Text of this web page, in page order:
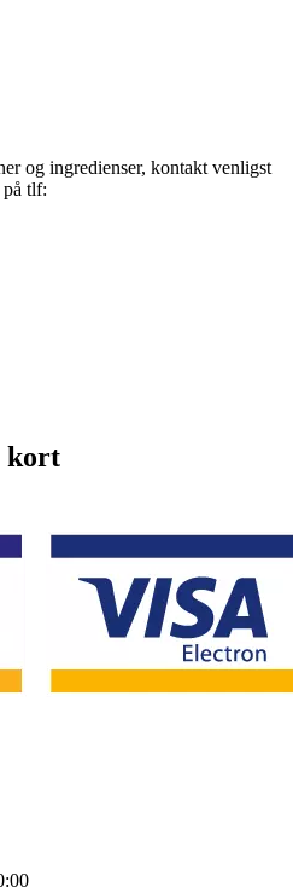
og ingredienser, kontakt venligst
tlf:
kort
:00